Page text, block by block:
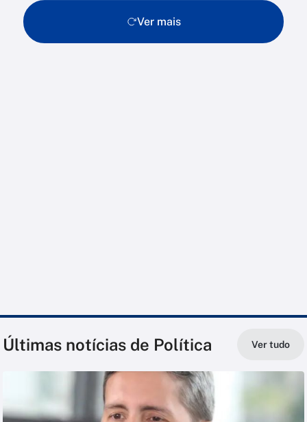
Ver mais
Últimas notícias de Política Ver tudo